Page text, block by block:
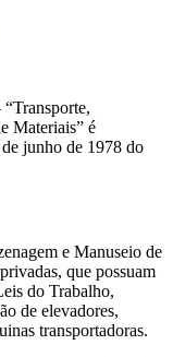
Materiais” é
junho de 1978 do
e Manuseio de
que possuam
do Trabalho,
de elevadores,
transportadoras.